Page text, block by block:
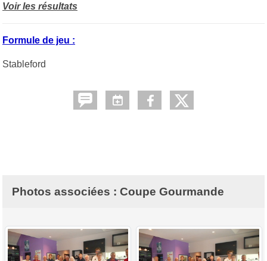
Voir les résultats
Formule de jeu :
Stableford
Photos associées : Coupe Gourmande